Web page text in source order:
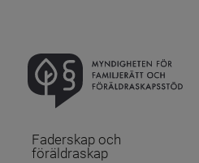
Faderskap och
föräldraskap